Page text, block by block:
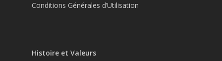
Conditions Générales d’Utilisation
Histoire et Valeurs